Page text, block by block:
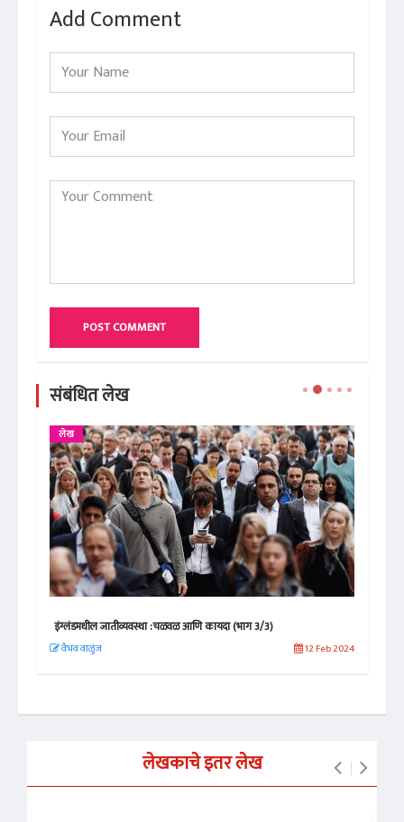
Add Comment
POST COMMENT
संबंधित लेख
लेख
इंग्लंडमधील जातीव्यवस्था :चळवळ आणि कायदा (भाग 3/3)
वैभव वाळुंज 12 Feb 2024
लेखकाचे इतर लेख